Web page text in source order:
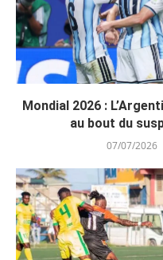
Mondial 2026 :
au bout du
07/07/2026